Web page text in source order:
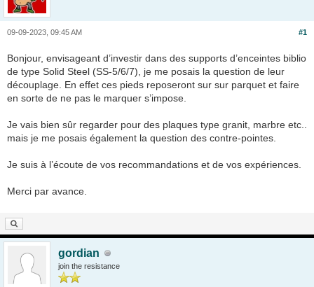
#1
09-09-2023, 09:45 AM
Bonjour, envisageant d’investir dans des supports d’enceintes biblio
de type Solid Steel (SS-5/6/7), je me posais la question de leur
découplage. En effet ces pieds reposeront sur sur parquet et faire
en sorte de ne pas le marquer s’impose.
Je vais bien sûr regarder pour des plaques type granit, marbre etc..
mais je me posais également la question des contre-pointes.
Je suis à l’écoute de vos recommandations et de vos expériences.
Merci par avance.
gordian
join the resistance